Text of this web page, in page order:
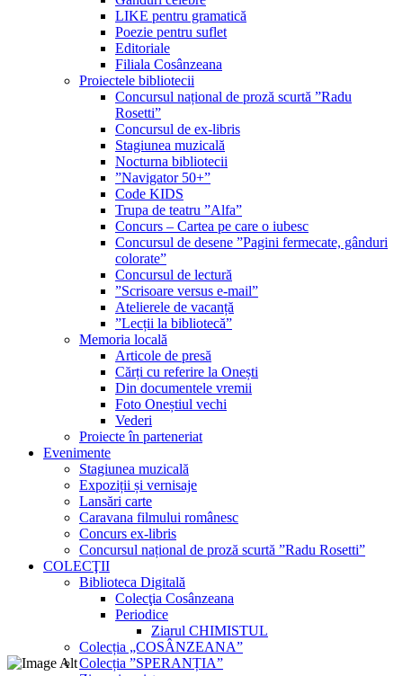
LIKE pentru gramatică
Poezie pentru suflet
Editoriale
Filiala Cosânzeana
Proiectele bibliotecii
Concursul național de proză scurtă ”Radu
Rosetti”
Concursul de ex-libris
Stagiunea muzicală
Nocturna bibliotecii
”Navigator 50+”
Code KIDS
Trupa de teatru ”Alfa”
Concurs – Cartea pe care o iubesc
Concursul de desene ”Pagini fermecate, gânduri
colorate”
Concursul de lectură
”Scrisoare versus e-mail”
Atelierele de vacanță
”Lecții la bibliotecă”
Memoria locală
Articole de presă
Cărți cu referire la Onești
Din documentele vremii
Foto Oneștiul vechi
Vederi
Proiecte în parteneriat
Evenimente
Stagiunea muzicală
Expoziții și vernisaje
Lansări carte
Caravana filmului românesc
Concurs ex-libris
Concursul național de proză scurtă ”Radu Rosetti”
COLECŢII
Biblioteca Digitală
Colecţia Cosânzeana
Periodice
Ziarul CHIMISTUL
Colecția „COSÂNZEANA”
Colecția ”SPERANȚIA”